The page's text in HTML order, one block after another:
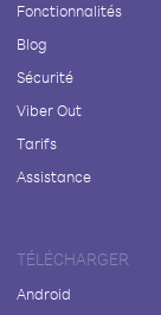
Fonctionnalités
Blog
Sécurité
Viber Out
Tarifs
Assistance
TÉLÉCHARGER
Android